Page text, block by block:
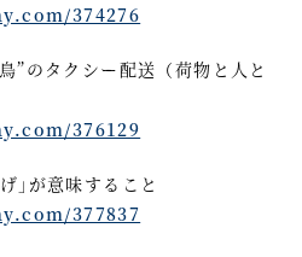
374276
”のタクシー配送（荷物と人と
376129
｣が意味すること
377837